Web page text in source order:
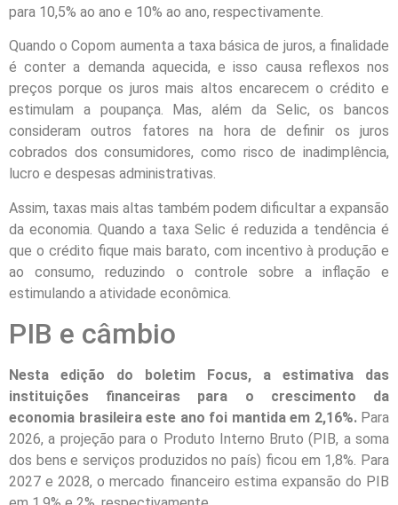
para 10,5% ao ano e 10% ao ano, respectivamente.
Quando o Copom aumenta a taxa básica de juros, a finalidade
é conter a demanda aquecida, e isso causa reflexos nos
preços porque os juros mais altos encarecem o crédito e
estimulam a poupança. Mas, além da Selic, os bancos
consideram outros fatores na hora de definir os juros
cobrados dos consumidores, como risco de inadimplência,
lucro e despesas administrativas.
Assim, taxas mais altas também podem dificultar a expansão
da economia. Quando a taxa Selic é reduzida a tendência é
que o crédito fique mais barato, com incentivo à produção e
ao consumo, reduzindo o controle sobre a inflação e
estimulando a atividade econômica.
PIB e câmbio
Nesta edição do boletim Focus, a estimativa das
instituições financeiras para o crescimento da
economia brasileira este ano foi mantida em 2,16%.Para
2026, a projeção para o Produto Interno Bruto (PIB, a soma
dos bens e serviços produzidos no país) ficou em 1,8%. Para
2027 e 2028, o mercado financeiro estima expansão do PIB